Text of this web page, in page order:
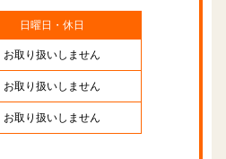
日曜日・休日
お取り扱いしません
お取り扱いしません
お取り扱いしません